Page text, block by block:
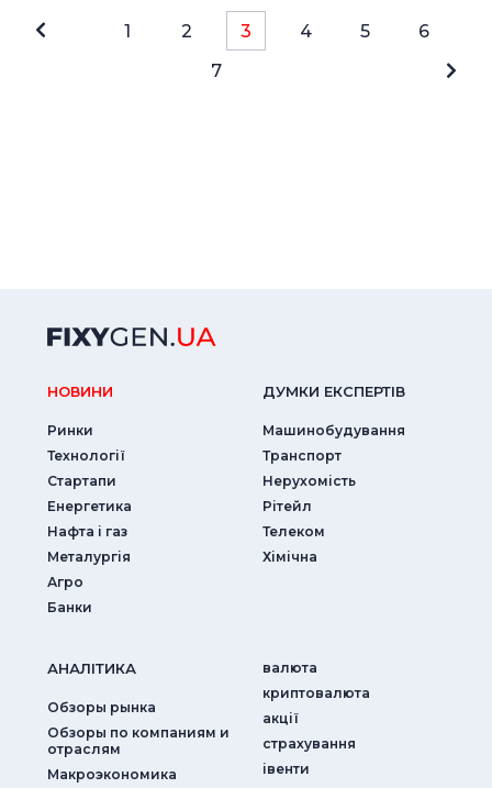
1 2 3 4 5
6
7
НОВИНИ
Ринки
Технології
Стартапи
Енергетика
Нафта і газ
Металургія
Агро
Банки
ДУМКИ ЕКСПЕРТIВ
Машинобудування
Транспорт
Нерухомість
Рітейл
Телеком
Хімічна
АНАЛIТИКА
Обзоры рынка
Обзоры по компаниям и
отраслям
Макроэкономика
валюта
криптовалюта
акції
страхування
iвенти